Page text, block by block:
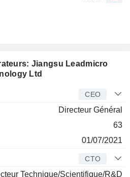
Jiangsu Leadmicro
Ltd
CEO
Directeur Général
63
01/07/2021
CTO
Technique/Scientifique/R&D